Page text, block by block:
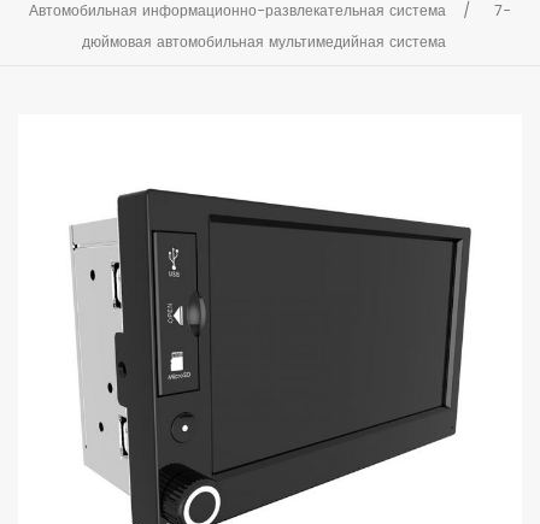
Автомобильная информационно-развлекательная система
/
7-
дюймовая автомобильная мультимедийная система